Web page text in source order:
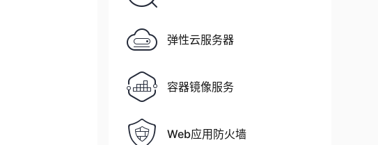
弹性云服务器
容器镜像服务
Web应用防火墙